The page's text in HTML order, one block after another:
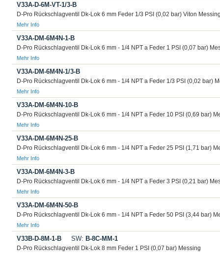
V33A-D-6M-VT-1/3-B
D-Pro Rückschlagventil Dk-Lok 6 mm Feder 1/3 PSI (0,02 bar) Viton
Mehr Info
V33A-DM-6M4N-1-B
D-Pro Rückschlagventil Dk-Lok 6 mm - 1/4 NPT a Feder 1 PSI (0,07 bar)
Mehr Info
V33A-DM-6M4N-1/3-B
D-Pro Rückschlagventil Dk-Lok 6 mm - 1/4 NPT a Feder 1/3 PSI (0,02 bar)
Mehr Info
V33A-DM-6M4N-10-B
D-Pro Rückschlagventil Dk-Lok 6 mm - 1/4 NPT a Feder 10 PSI (0,69 bar)
Mehr Info
V33A-DM-6M4N-25-B
D-Pro Rückschlagventil Dk-Lok 6 mm - 1/4 NPT a Feder 25 PSI (1,71 bar)
Mehr Info
V33A-DM-6M4N-3-B
D-Pro Rückschlagventil Dk-Lok 6 mm - 1/4 NPT a Feder 3 PSI (0,21 bar)
Mehr Info
V33A-DM-6M4N-50-B
D-Pro Rückschlagventil Dk-Lok 6 mm - 1/4 NPT a Feder 50 PSI (3,44 bar)
Mehr Info
V33B-D-8M-1-B SW: B-8C-MM-1
D-Pro Rückschlagventil Dk-Lok 8 mm Feder 1 PSI (0,07 bar) Messing